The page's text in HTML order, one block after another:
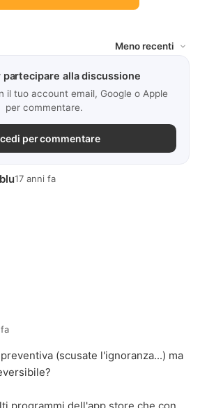
alla discussione
il tuo account email, Google o Apple
per commentare.
per commentare
17 anni fa
(scusate l'ignoranza...) ma